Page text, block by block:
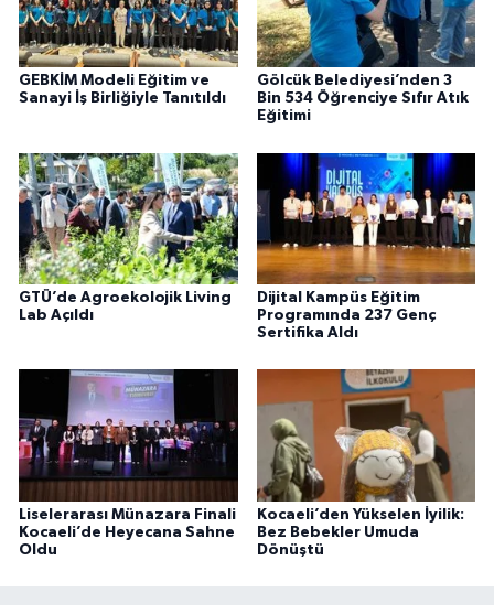
GEBKİM Modeli Eğitim ve
Sanayi İş Birliğiyle Tanıtıldı
Gölcük Belediyesi’nden 3
Bin 534 Öğrenciye Sıfır Atık
Eğitimi
GTÜ’de Agroekolojik Living
Lab Açıldı
Dijital Kampüs Eğitim
Programında 237 Genç
Sertifika Aldı
Liselerarası Münazara Finali
Kocaeli’de Heyecana Sahne
Oldu
Kocaeli’den Yükselen İyilik:
Bez Bebekler Umuda
Dönüştü